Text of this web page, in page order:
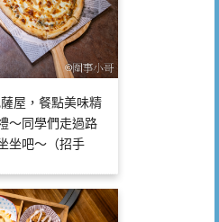
屋，餐點美味精
～同學們走過路
坐吧～（招手